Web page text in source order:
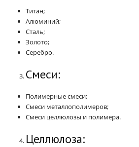
Титан;
Алюминий;
Сталь;
Золото;
Серебро.
Смеси:
Полимерные смеси;
Смеси металлополимеров;
Смеси целлюлозы и полимера.
Целлюлоза: